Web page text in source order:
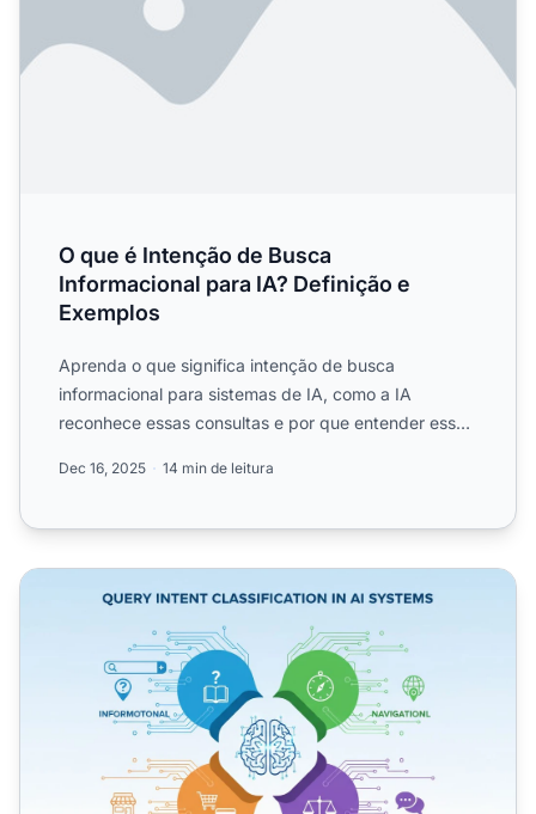
O que é Intenção de Busca
Informacional para IA? Definição e
Exemplos
Aprenda o que significa intenção de busca
informacional para sistemas de IA, como a IA
reconhece essas consultas e por que entender essa
Dec 16, 2025 14 min de leitura
Classificação de Intenção de Consulta